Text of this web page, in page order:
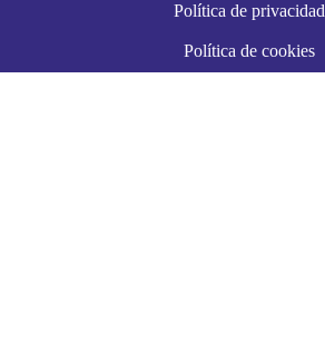
Política de privacidad
Política de cookies